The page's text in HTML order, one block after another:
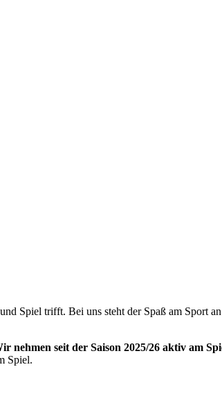
Spiel trifft. Bei uns steht der Spaß am Sport
nehmen seit der Saison 2025/26 aktiv am
Spiel.